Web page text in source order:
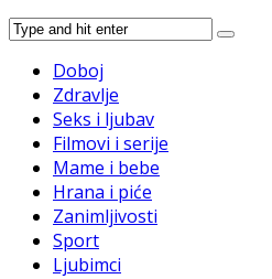
Doboj
Zdravlje
Seks i ljubav
Filmovi i serije
Mame i bebe
Hrana i piće
Zanimljivosti
Sport
Ljubimci